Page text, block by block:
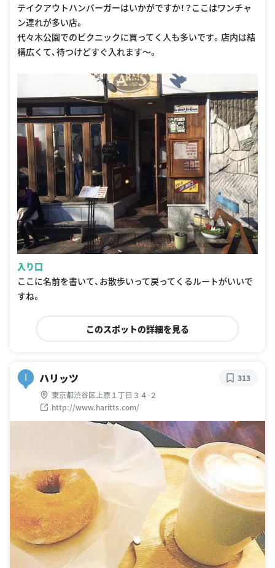
テイクアウトハンバーガーはいかがですか！？ここはワンチャ
ン連れが多い店。
代々木公園でのピクニックに買ってく人も多いです。店内は結
構広くて、待つけどすぐ入れます〜。
入り口
ここに名前を書いて、お散歩いって戻ってくるルートがいいで
すね。
このスポットの詳細を見る
ハリッツ
東京都渋谷区上原１丁目３４-２
http://www.haritts.com/
313